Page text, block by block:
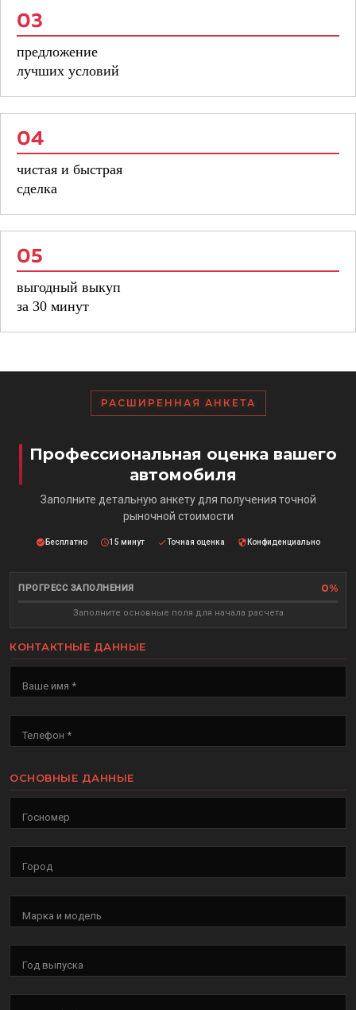
03
предложение
лучших условий
04
чистая и быстрая
сделка
05
выгодный выкуп
за 30 минут
РАСШИРЕННАЯ АНКЕТА
Профессиональная оценка вашего
автомобиля
Заполните детальную анкету для получения точной
рыночной стоимости
Бесплатно 15 минут Точная оценка Конфиденциально
ПРОГРЕСС ЗАПОЛНЕНИЯ 0%
Заполните основные поля для начала расчета
КОНТАКТНЫЕ ДАННЫЕ
Ваше имя *
Телефон *
ОСНОВНЫЕ ДАННЫЕ
Госномер
Город
Марка и модель
Год выпуска